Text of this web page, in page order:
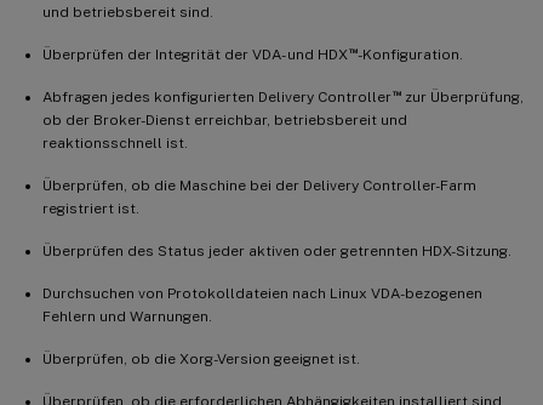
und betriebsbereit sind.
Überprüfen der Integrität der VDA- und HDX ™-Konfiguration.
Abfragen jedes konfigurierten Delivery Controller™zur Überprüfung,
ob der Broker-Dienst erreichbar, betriebsbereit und
reaktionsschnell ist.
Überprüfen, ob die Maschine bei der Delivery Controller-Farm
registriert ist.
Überprüfen des Status jeder aktiven oder getrennten HDX-Sitzung.
Durchsuchen von Protokolldateien nach Linux VDA-bezogenen
Fehlern und Warnungen.
Überprüfen, ob die Xorg-Version geeignet ist.
Überprüfen, ob die erforderlichen Abhängigkeiten installiert sind.